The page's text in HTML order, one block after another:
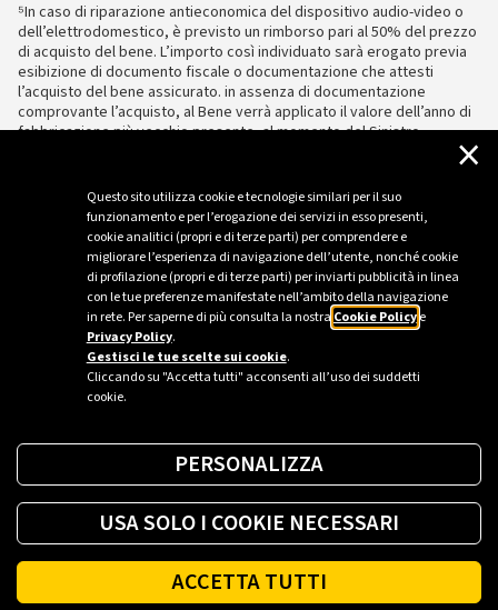
Questo sito utilizza cookie e tecnologie similari per il suo
funzionamento e per l’erogazione dei servizi in esso presenti,
cookie analitici (propri e di terze parti) per comprendere e
migliorare l’esperienza di navigazione dell’utente, nonché cookie
di profilazione (propri e di terze parti) per inviarti pubblicità in linea
con le tue preferenze manifestate nell’ambito della navigazione
in rete. Per saperne di più consulta la nostra Cookie Policye
Privacy Policy.
Gestisci le tue scelte sui cookie.
Cliccando su "Accetta tutti" acconsenti all’uso dei suddetti
cookie.
×
PERSONALIZZA
USA SOLO I COOKIE NECESSARI
ACCETTA TUTTI
⁵In caso di riparazione antieconomica del dispositivo audio-video o
dell’elettrodomestico, è previsto un rimborso pari al 50% del prezzo
di acquisto del bene. L’importo così individuato sarà erogato previa
esibizione di documento fiscale o documentazione che attesti
l’acquisto del bene assicurato. in assenza di documentazione
comprovante l’acquisto, al Bene verrà applicato il valore dell’anno di
fabbricazione più vecchio presente, al momento del Sinistro,